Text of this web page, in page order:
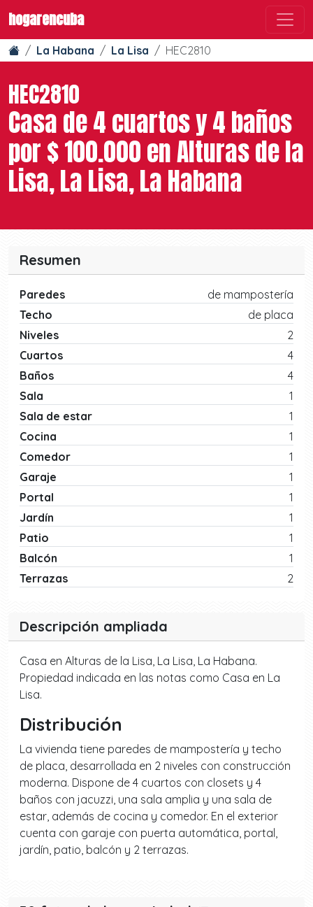
hogarencuba
La Habana La Lisa HEC2810
HEC2810
Casa de 4 cuartos y 4 baños
por $ 100.000 en Alturas de la
Lisa, La Lisa, La Habana
Resumen
Paredes
de mampostería
Techo
de placa
Niveles
2
Cuartos
4
Baños
4
Sala
1
Sala de estar
1
Cocina
1
Comedor
1
Garaje
1
Portal
1
Jardín
1
Patio
1
Balcón
1
Terrazas
2
Descripción ampliada
Casa en Alturas de la Lisa, La Lisa, La Habana.
Propiedad indicada en las notas como Casa en La
Lisa.
Distribución
La vivienda tiene paredes de mampostería y techo
de placa, desarrollada en 2 niveles con construcción
moderna. Dispone de 4 cuartos con closets y 4
baños con jacuzzi, una sala amplia y una sala de
estar, además de cocina y comedor. En el exterior
cuenta con garaje con puerta automática, portal,
jardín, patio, balcón y 2 terrazas.